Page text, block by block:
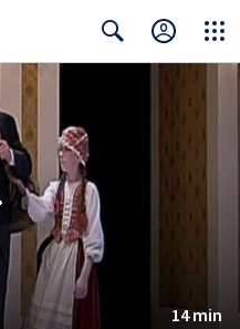
14 min